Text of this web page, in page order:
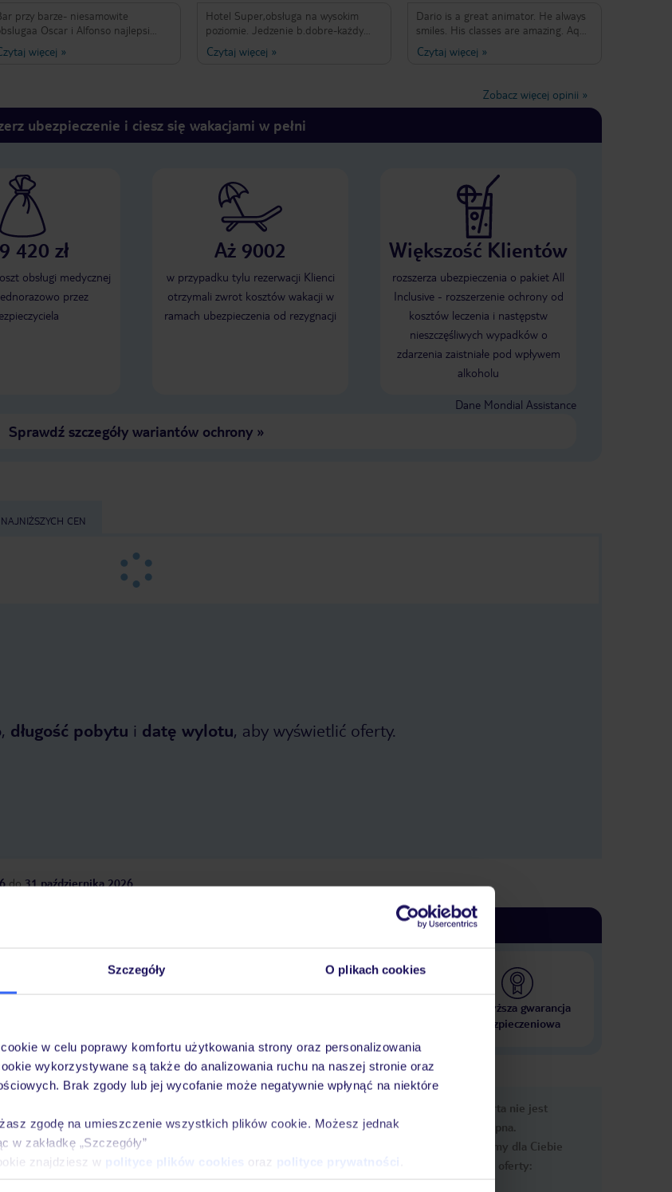
Szczegóły O plikach cookies
w celu poprawy komfortu użytkowania strony oraz personalizowania
wykorzystywane są także do analizowania ruchu na naszej stronie oraz
Brak zgody lub jej wycofanie może negatywnie wpłynąć na niektóre
zgodę na umieszczenie wszystkich plików cookie. Możesz jednak
w zakładkę „Szczegóły”
znajdziesz w polityce plików cookies oraz polityce prywatności
przy barze- niesamowite
Oscar i Alfonso najlepsi
Doradza, przepyszne drinki
ogrom usmiechu!!! Polecam
więcej »
Hotel Super,obsługa na wysokim
poziomie. Jedzenie b.dobre-każdy
znajdzie coś dla siebie.Soki
wyciskane,smothie,alkohole
Czytaj więcej »
Dario is a great animator. He always
smiles. His classes are amazing. Aqua
gym with him is the Best activity in
Catalonia Riviera Maya hotel. He is
jest świetnym animatorem. Zawsze
się uśmiecha. Jego zajęcia są
troszkę szalony i bardzo miły.
Czytaj więcej »
Zobacz więcej opinii »
ubezpieczenie i ciesz się wakacjami w pełni
420 zł
obsługi medycznej
przez
Aż 9002
w przypadku tylu rezerwacji Klienci
otrzymali zwrot kosztów wakacji w
ramach ubezpieczenia od rezygnacji
Większość Klientów
rozszerza ubezpieczenia o pakiet All
Inclusive - rozszerzenie ochrony od
kosztów leczenia i następstw
nieszczęśliwych wypadków o
zdarzenia zaistniałe pod wpływem
alkoholu
Dane Mondial Assistance
Sprawdź szczegóły wariantów ochrony»
CEN
, długość pobytu i datę wylotu, aby wyświetlić oferty.
do31 października 2026
Najwyższa gwarancja
ubezpieczeniowa
Ups, ta oferta nie jest
dostępna.
Przygotowaliśmy dla Ciebie
podobne oferty: